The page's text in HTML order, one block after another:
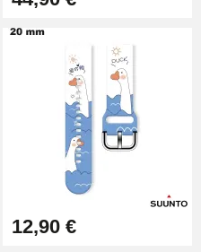
12,90 €